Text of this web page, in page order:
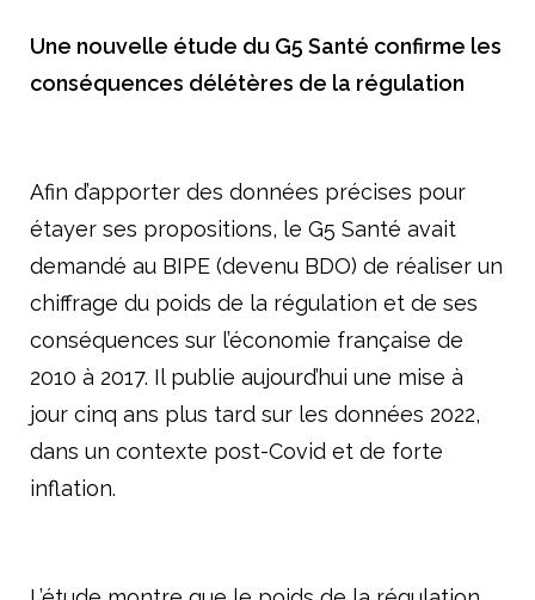
Une nouvelle étude du G5 Santé confirme les
conséquences délétères de la régulation
Afin d’apporter des données précises pour
étayer ses propositions, le G5 Santé avait
demandé au BIPE (devenu BDO) de réaliser un
chiffrage du poids de la régulation et de ses
conséquences sur l’économie française de
2010 à 2017. Il publie aujourd’hui une mise à
jour cinq ans plus tard sur les données 2022,
dans un contexte post-Covid et de forte
inflation.